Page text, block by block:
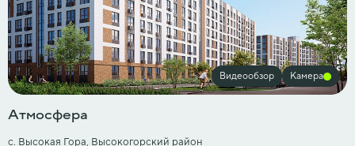
Видеообзор Камера
Атмосфера
с. Высокая Гора, Высокогорский район